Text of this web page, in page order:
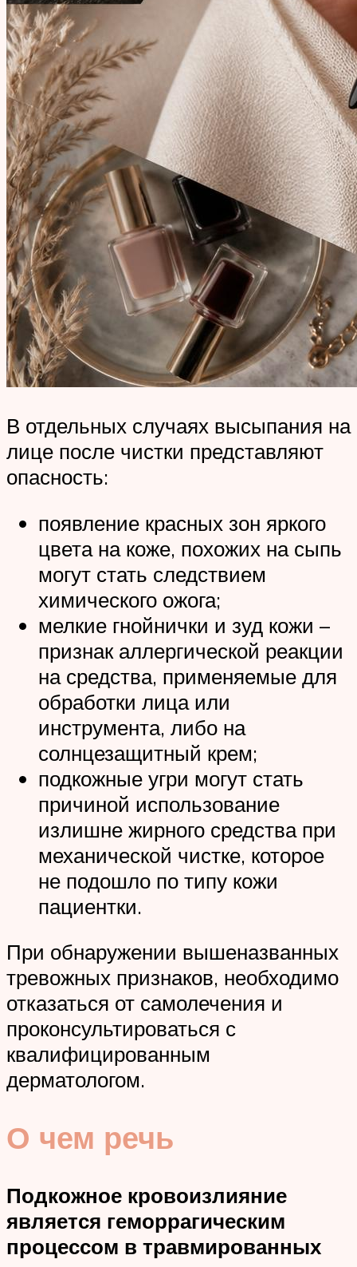
В отдельных случаях высыпания на
лице после чистки представляют
опасность:
появление красных зон яркого
цвета на коже, похожих на сыпь
могут стать следствием
химического ожога;
мелкие гнойнички и зуд кожи –
признак аллергической реакции
на средства, применяемые для
обработки лица или
инструмента, либо на
солнцезащитный крем;
подкожные угри могут стать
причиной использование
излишне жирного средства при
механической чистке, которое
не подошло по типу кожи
пациентки.
При обнаружении вышеназванных
тревожных признаков, необходимо
отказаться от самолечения и
проконсультироваться с
квалифицированным
дерматологом.
О чем речь
Подкожное кровоизлияние
является геморрагическим
процессом в травмированных